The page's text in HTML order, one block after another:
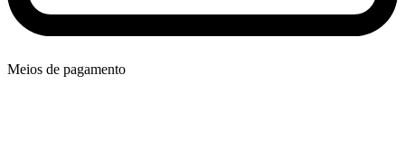
Meios de pagamento